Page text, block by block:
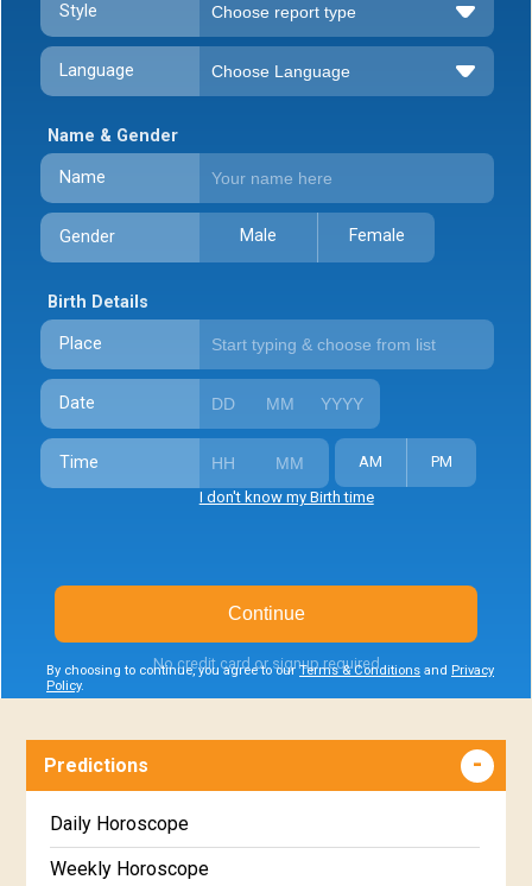
Style
Language
Name & Gender
Name
Gender Male Female
Birth Details
Place
Date
Time AM
PM
I don't know my Birth time
By choosing to continue, you agree to our Terms & Conditions and Privacy
Policy.
Continue
No credit card or signup required
Predictions
Daily Horoscope
Weekly Horoscope